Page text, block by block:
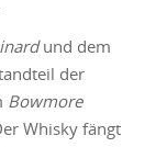
und dem
der
Bowmore
Whisky fängt